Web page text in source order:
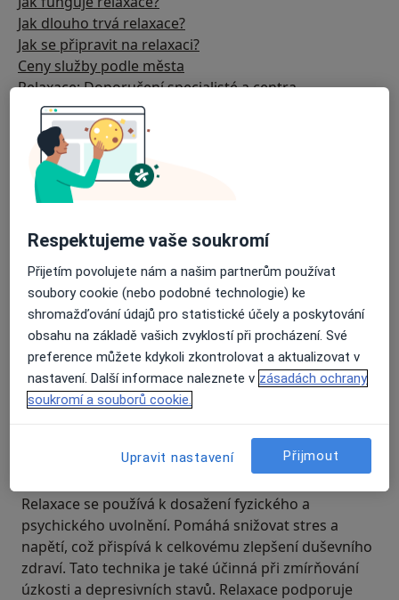
Jak dlouho trvá relaxace?
Jak se připravit na relaxaci?
Ceny služby podle města
Relaxace: Doporučení specialisté a centra
Často kladené otázky
K čemu je relaxace používána?
Relaxace se používá k dosažení fyzického a
psychického uvolnění. Pomáhá snižovat stres a
napětí, což přispívá k celkovému zlepšení duševního
zdraví. Tato technika je také účinná při zmírňování
úzkosti a depresivních stavů. Relaxace podporuje
Respektujeme vaše soukromí
Přijetím povolujete nám a našim partnerům používat
soubory cookie (nebo podobné technologie) ke
shromažďování údajů pro statistické účely a poskytování
obsahu na základě vašich zvyklostí při procházení. Své
preference můžete kdykoli zkontrolovat a aktualizovat v
nastavení. Další informace naleznete v zásadách ochrany
soukromí a souborů cookie.
Upravit nastavení Přijmout